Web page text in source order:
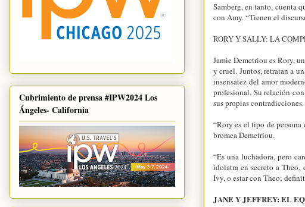
Samberg, en tanto, cuenta
con Amy. “Tienen el
RORY Y SALLY: LA
Jamie Demetriou es Rory,
y cruel. Juntos, retratan a
insensatez del amor
profesional. Su relación
sus propias contradicciones.
“Rory es el tipo de
bromea Demetriou.
“Es una luchadora, pero
idolatra en secreto a
Ivy, o estar con Theo;
JANE Y JEFFREY: EL
Cubrimiento de prensa #IPW2024 Los
Ángeles- California